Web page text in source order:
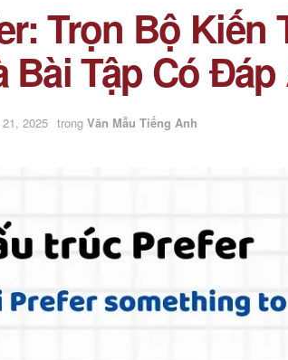
Trọn Bộ Kiến
Bài Tập Có Đáp
2025 trong Văn Mẫu Tiếng Anh